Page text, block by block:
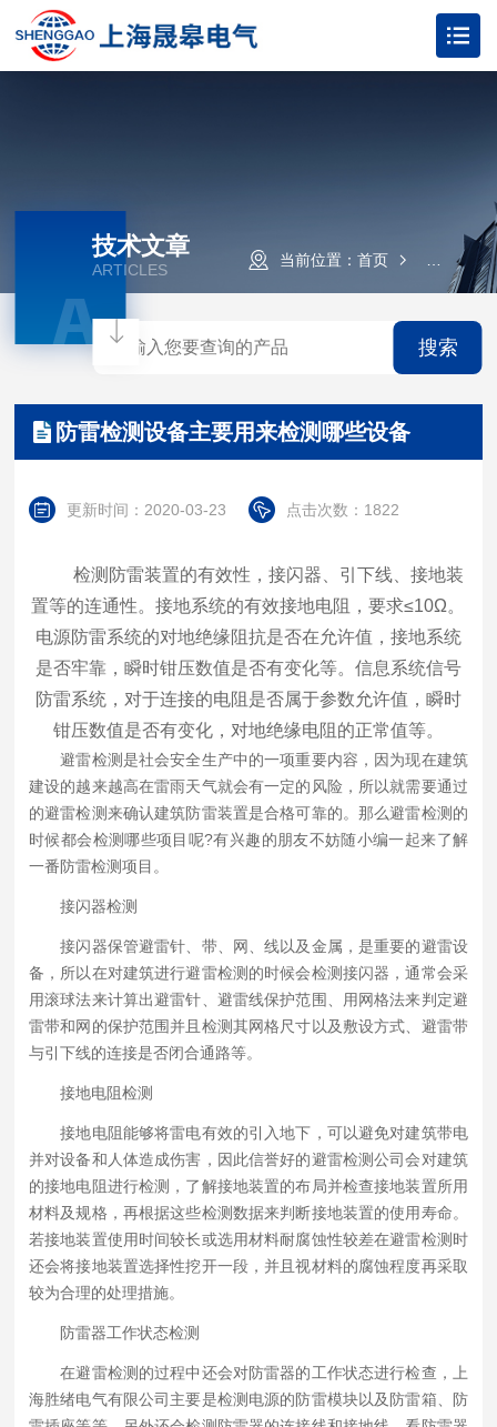
当前位置： 首页 技术文章
A
技术文章
ARTICLES
搜索
防雷检测设备主要用来检测哪些设备
更新时间：2020-03-23 点击次数：1822
检测防雷装置的有效性，接闪器、引下线、接地装
置等的连通性。接地系统的有效接地电阻，要求≤10Ω。
电源防雷系统的对地绝缘阻抗是否在允许值，接地系统
是否牢靠，瞬时钳压数值是否有变化等。信息系统信号
防雷系统，对于连接的电阻是否属于参数允许值，瞬时
钳压数值是否有变化，对地绝缘电阻的正常值等。
避雷检测是社会安全生产中的一项重要内容，因为现在建筑
建设的越来越高在雷雨天气就会有一定的风险，所以就需要通过
的避雷检测来确认建筑防雷装置是合格可靠的。那么避雷检测的
时候都会检测哪些项目呢?有兴趣的朋友不妨随小编一起来了解
一番防雷检测项目。
接闪器检测
接闪器保管避雷针、带、网、线以及金属，是重要的避雷设
备，所以在对建筑进行避雷检测的时候会检测接闪器，通常会采
用滚球法来计算出避雷针、避雷线保护范围、用网格法来判定避
雷带和网的保护范围并且检测其网格尺寸以及敷设方式、避雷带
与引下线的连接是否闭合通路等。
接地电阻检测
接地电阻能够将雷电有效的引入地下，可以避免对建筑带电
并对设备和人体造成伤害，因此信誉好的避雷检测公司会对建筑
的接地电阻进行检测，了解接地装置的布局并检查接地装置所用
材料及规格，再根据这些检测数据来判断接地装置的使用寿命。
若接地装置使用时间较长或选用材料耐腐蚀性较差在避雷检测时
还会将接地装置选择性挖开一段，并且视材料的腐蚀程度再采取
较为合理的处理措施。
防雷器工作状态检测
在避雷检测的过程中还会对防雷器的工作状态进行检查，上
海胜绪电气有限公司主要是检测电源的防雷模块以及防雷箱、防